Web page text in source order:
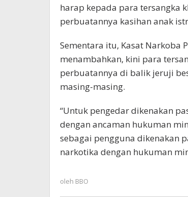
harap kepada para tersangka
perbuatannya kasihan anak
Sementara itu, Kasat Narkoba
menambahkan, kini para
perbuatannya di balik jeruji
masing-masing.
“Untuk pengedar dikenakan
dengan ancaman hukuman
sebagai pengguna dikenakan
narkotika dengan hukuman
oleh BBO